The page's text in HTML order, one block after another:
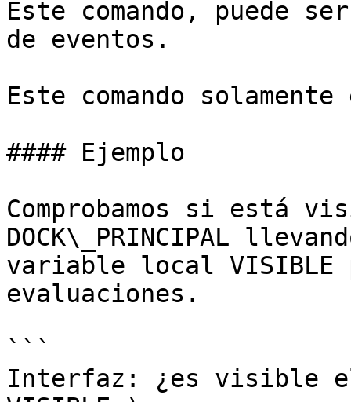
Este comando, puede
de eventos.
Este comando
#### Ejemplo
Comprobamos si está
DOCK\_PRINCIPAL
variable local VISIBLE
evaluaciones.
```
Interfaz: ¿es visible el